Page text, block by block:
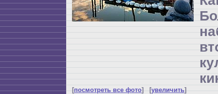
[посмотреть все фото] [увеличить]